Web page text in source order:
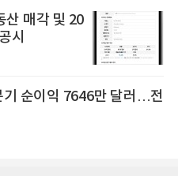
산 매각 및 20
시
기 순이익 7646만 달러…전